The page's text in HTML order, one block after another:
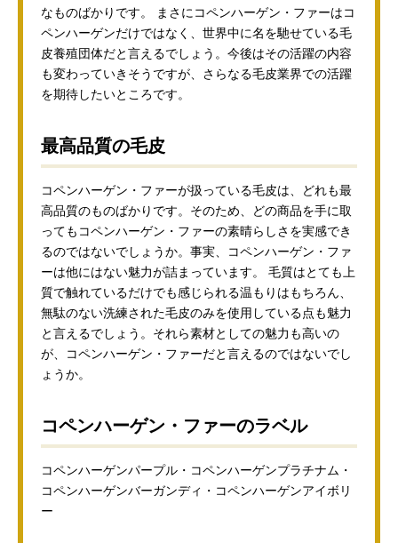
なものばかりです。 まさにコペンハーゲン・ファーはコ
ペンハーゲンだけではなく、世界中に名を馳せている毛
皮養殖団体だと言えるでしょう。今後はその活躍の内容
も変わっていきそうですが、さらなる毛皮業界での活躍
を期待したいところです。
最高品質の毛皮
コペンハーゲン・ファーが扱っている毛皮は、どれも最
高品質のものばかりです。そのため、どの商品を手に取
ってもコペンハーゲン・ファーの素晴らしさを実感でき
るのではないでしょうか。事実、コペンハーゲン・ファ
ーは他にはない魅力が詰まっています。 毛質はとても上
質で触れているだけでも感じられる温もりはもちろん、
無駄のない洗練された毛皮のみを使用している点も魅力
と言えるでしょう。それら素材としての魅力も高いの
が、コペンハーゲン・ファーだと言えるのではないでし
ょうか。
コペンハーゲン・ファーのラベル
コペンハーゲンパープル・コペンハーゲンプラチナム・
コペンハーゲンバーガンディ・コペンハーゲンアイボリ
ー